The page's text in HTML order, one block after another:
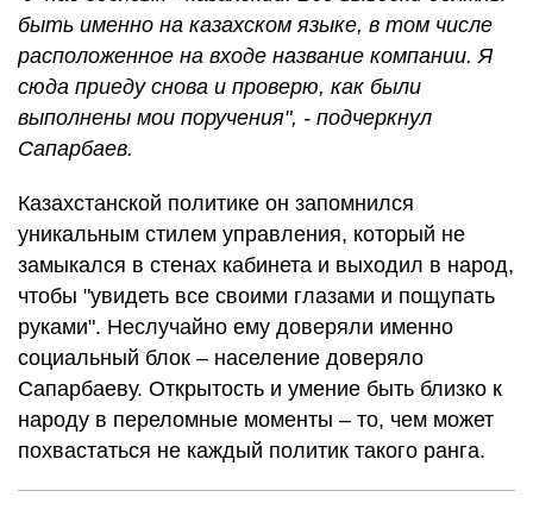
быть именно на казахском языке, в том числе
расположенное на входе название компании. Я
сюда приеду снова и проверю, как были
выполнены мои поручения", - подчеркнул
Сапарбаев.
Казахстанской политике он запомнился
уникальным стилем управления, который не
замыкался в стенах кабинета и выходил в народ,
чтобы "увидеть все своими глазами и пощупать
руками". Неслучайно ему доверяли именно
социальный блок – население доверяло
Сапарбаеву. Открытость и умение быть близко к
народу в переломные моменты – то, чем может
похвастаться не каждый политик такого ранга.